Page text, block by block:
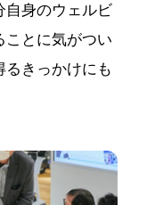
自身のウェルビ
ことに気がつい
るきっかけにも